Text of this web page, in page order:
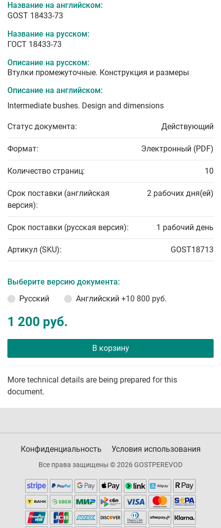
Название на английском:
GOST 18433-73
Название на русском:
ГОСТ 18433-73
Описание на русском:
Втулки промежуточные. Конструкция и размеры
Описание на английском:
Intermediate bushes. Design and dimensions
Статус документа: Действующий
Формат: Электронный (PDF)
Количество страниц: 10
Срок поставки (английская
версия):
2 рабочих дня(ей)
Срок поставки (русская версия): 1 рабочий день
Артикул (SKU): GOST18713
Выберите версию документа:
Русский
Английский +10 800 руб.
1 200 руб.
В корзину
More technical details are being prepared for this
document.
Конфиденциальность Условия использования
Все права защищены © 2026 GOSTPEREVOD